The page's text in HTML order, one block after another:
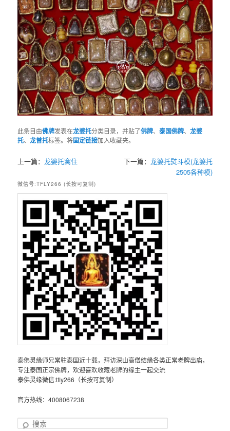
此条目由佛牌发表在龙婆托分类目录，并贴了佛牌、泰国佛牌、龙婆
托、龙普托标签。将固定链接加入收藏夹。
上一篇：龙婆托窝住 下一篇： 龙婆托熨斗模(龙婆托
2505各种模)
微信号:TFLY266 (长按可复制)
泰佛灵缘师兄常驻泰国近十载，拜访深山高僧结缘各类正常老牌出庙，
专注泰国正宗佛牌，欢迎喜欢收藏老牌的缘主一起交流
泰佛灵缘微信:tfly266（长按可复制）
官方热线：4008067238
搜